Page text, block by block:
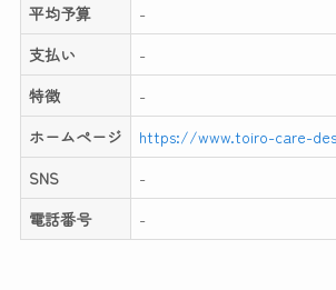
平均予算
-
支払い
-
特徴
-
ホームページ
https://www.toiro-care-
SNS
-
電話番号
-